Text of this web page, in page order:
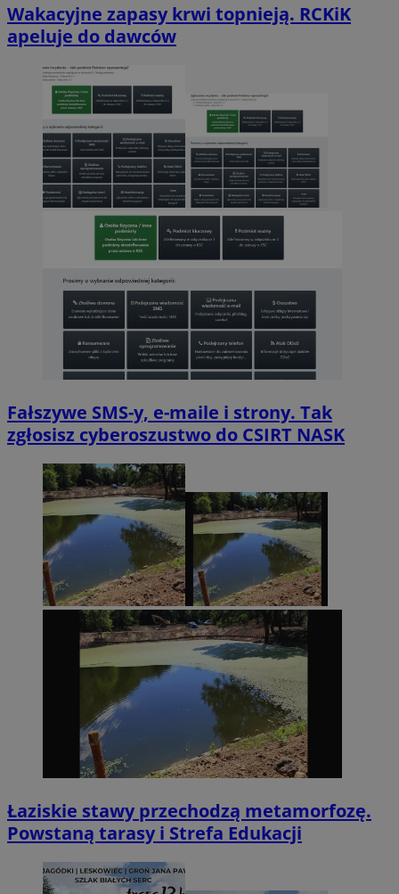
Wakacyjne zapasy krwi topnieją. RCKiK
apeluje do dawców
Fałszywe SMS-y, e-maile i strony. Tak
zgłosisz cyberoszustwo do CSIRT NASK
Łaziskie stawy przechodzą metamorfozę.
Powstaną tarasy i Strefa Edukacji